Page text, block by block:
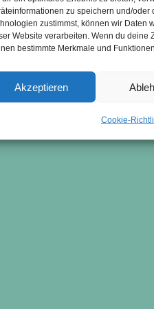
zu speichern und/oder
zustimmst, können wir Daten
Website verarbeiten. Wenn du deine
bestimmte Merkmale und
Akzeptieren
Cookie-